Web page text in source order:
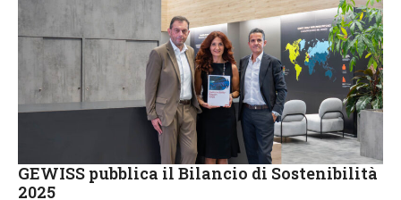
GEWISS pubblica il Bilancio di Sostenibilità
2025